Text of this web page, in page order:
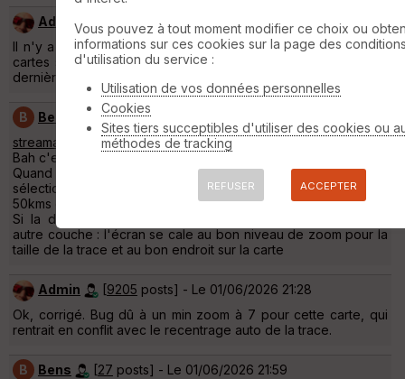
Admin
posts] - Le 01/06/2026 19:09
Il n'y a jamais de centrage de cartes en fonction du type de
cartes sélectionnées, il y a un centrage simplement sur votre
dernière visualisation.
B Bens 27posts] - Le 01/06/2026 19:45
streamable.com/gllou8
Bah c'est vraiment spécifique à la couche Ign Belgique
Quand je clique sur ma trace, si la dernière couche
sélectionnée est Ign Belgique : l'écran se cale sur l'échelle
50kms et sur le sud de la France...
Si la dernière couche sélectionnée a été n'importe quelle
autre couche : l'écran se cale au bon niveau de zoom pour la
taille de la trace et au bon endroit sur la carte
Admin [9205 posts] - Le 01/06/2026 21:28
Ok, corrigé. Bug dû à un min zoom à 7 pour cette carte, qui
rentrait en conflit avec le recentrage auto de la trace.
B Bens [27 posts] - Le 01/06/2026 21:59
Vous pouvez à tout moment modifier ce choix ou
informations sur ces cookies sur la page des
d'utilisation du service :
Utilisation de vos données personnelles
Cookies
Sites tiers succeptibles d'utiliser des cookies ou
méthodes de tracking
REFUSER ACCEPTER